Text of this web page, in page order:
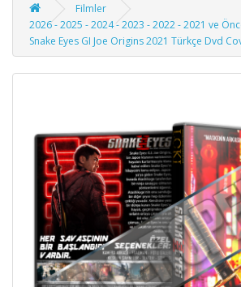
Filmler
2026 - 2025 - 2024 - 2023 - 2022 - 2021 ve
Snake Eyes GI Joe Origins 2021 Türkçe Dvd